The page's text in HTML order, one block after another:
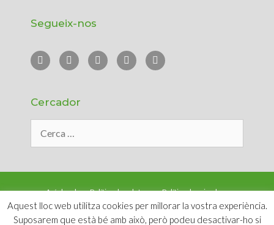
Segueix-nos
Cercador
Avís legal Política de galetes Política de privadesa
© SOMPirineu - IDAPA | Accés d’usuaris|Crèdits web
Aquest lloc web utilitza cookies per millorar la vostra experiència.
Suposarem que està bé amb això, però podeu desactivar-ho si